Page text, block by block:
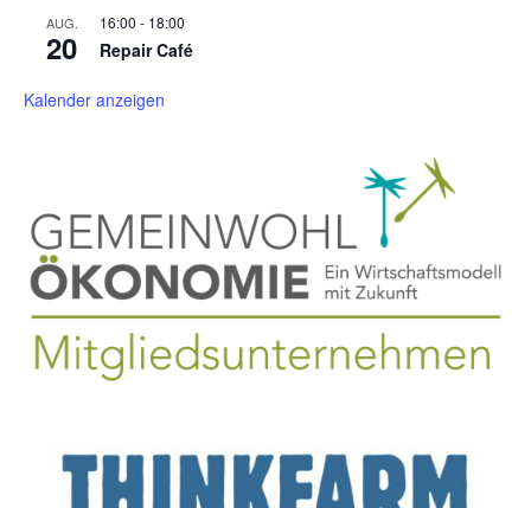
AUG.
20
16:00 - 18:00
Repair Café
Kalender anzeigen